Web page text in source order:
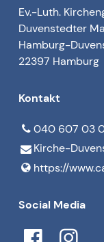
Ev.-Luth.
Duvenstedter
Hamburg-
22397 Hamburg
Kontakt
040 607 03
Kirche-
https://
Social Media